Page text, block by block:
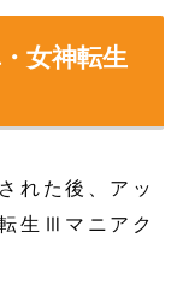
女神転生
れた後、アッ
生Ⅲマニアク